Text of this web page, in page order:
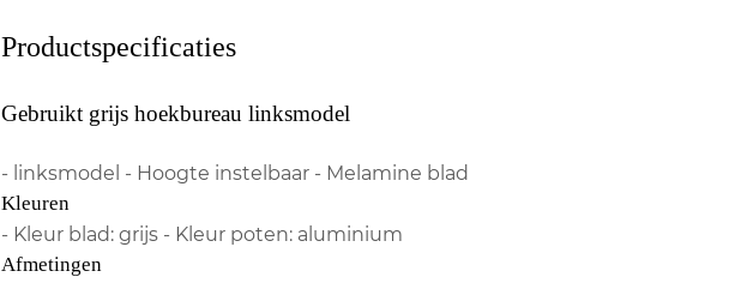
Productspecificaties
Gebruikt grijs hoekbureau linksmodel
- linksmodel - Hoogte instelbaar - Melamine blad
Kleuren
- Kleur blad: grijs - Kleur poten: aluminium
Afmetingen